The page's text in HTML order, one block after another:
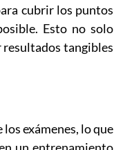
cubrir los puntos
Esto no solo
resultados tangibles
exámenes, lo que
un entrenamiento